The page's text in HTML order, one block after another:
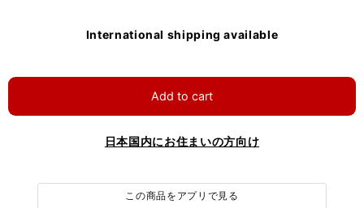
International shipping available
Add to cart
日本国内にお住まいの方向け
この商品をアプリで見る